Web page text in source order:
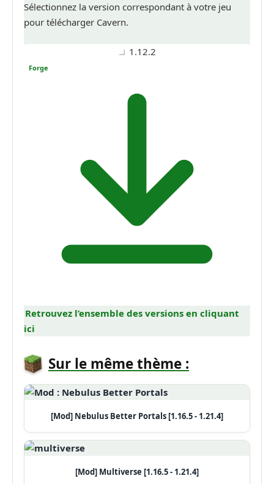
Sélectionnez la version correspondant à votre jeu
pour télécharger Cavern.
1.12.2
Forge
Retrouvez l’ensemble des versions en cliquant
ici
Sur le même thème :
[Mod] Nebulus Better Portals [1.16.5 - 1.21.4]
[Mod] Multiverse [1.16.5 - 1.21.4]